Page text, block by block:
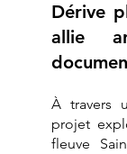
Dérive
allie
À travers
projet
fleuve